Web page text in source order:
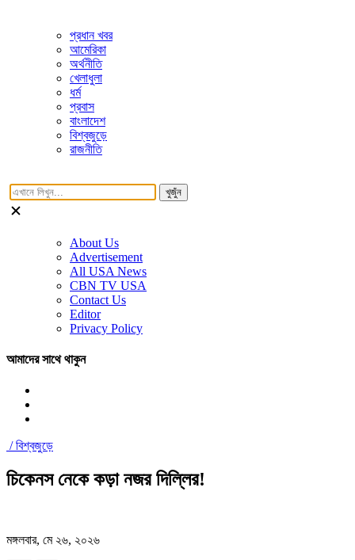
প্রধান খবর
আমেরিকা
অর্থনীতি
খেলাধুলা
ধর্ম
প্রবাস
বাংলাদেশ
বিশ্বজুড়ে
রাজনীতি
খুজুঁন
About Us
Advertisement
All USA News
CBN TV USA
Contact Us
Editor
Privacy Policy
আমাদের সাথে থাকুন
/বিশ্বজুড়ে
চিকেনস নেকে কড়া নজর দিল্লির!
মঙ্গলবার, মে ২৬, ২০২৬